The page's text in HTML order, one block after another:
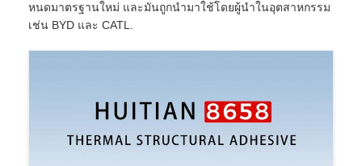
หนดมาตรฐานใหม่ และมันถูกนํามาใช้โดยผู้นําในอุตสาหกรรม
เช่น BYD และ CATL.